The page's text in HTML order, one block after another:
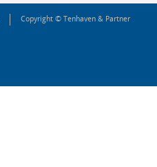
Copyright © Tenhaven & Partner